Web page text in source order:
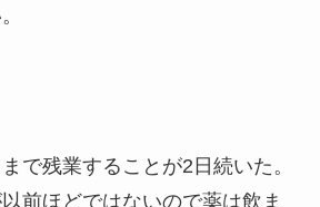
で残業することが2日続いた。
前ほどではないので薬は飲ま